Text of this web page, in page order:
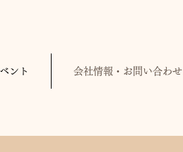
ント 会社情報・お問い合わせ